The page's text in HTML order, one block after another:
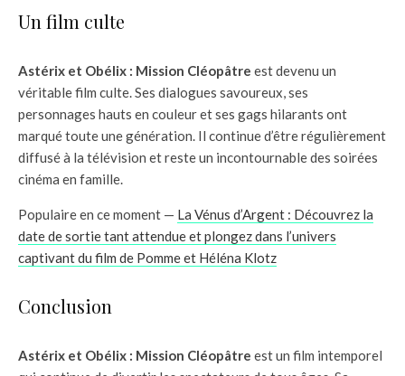
Un film culte
Astérix et Obélix : Mission Cléopâtre est devenu un
véritable film culte. Ses dialogues savoureux, ses
personnages hauts en couleur et ses gags hilarants ont
marqué toute une génération. Il continue d’être régulièrement
diffusé à la télévision et reste un incontournable des soirées
cinéma en famille.
Populaire en ce moment — La Vénus d’Argent : Découvrez la
date de sortie tant attendue et plongez dans l’univers
captivant du film de Pomme et Héléna Klotz
Conclusion
Astérix et Obélix : Mission Cléopâtre est un film intemporel